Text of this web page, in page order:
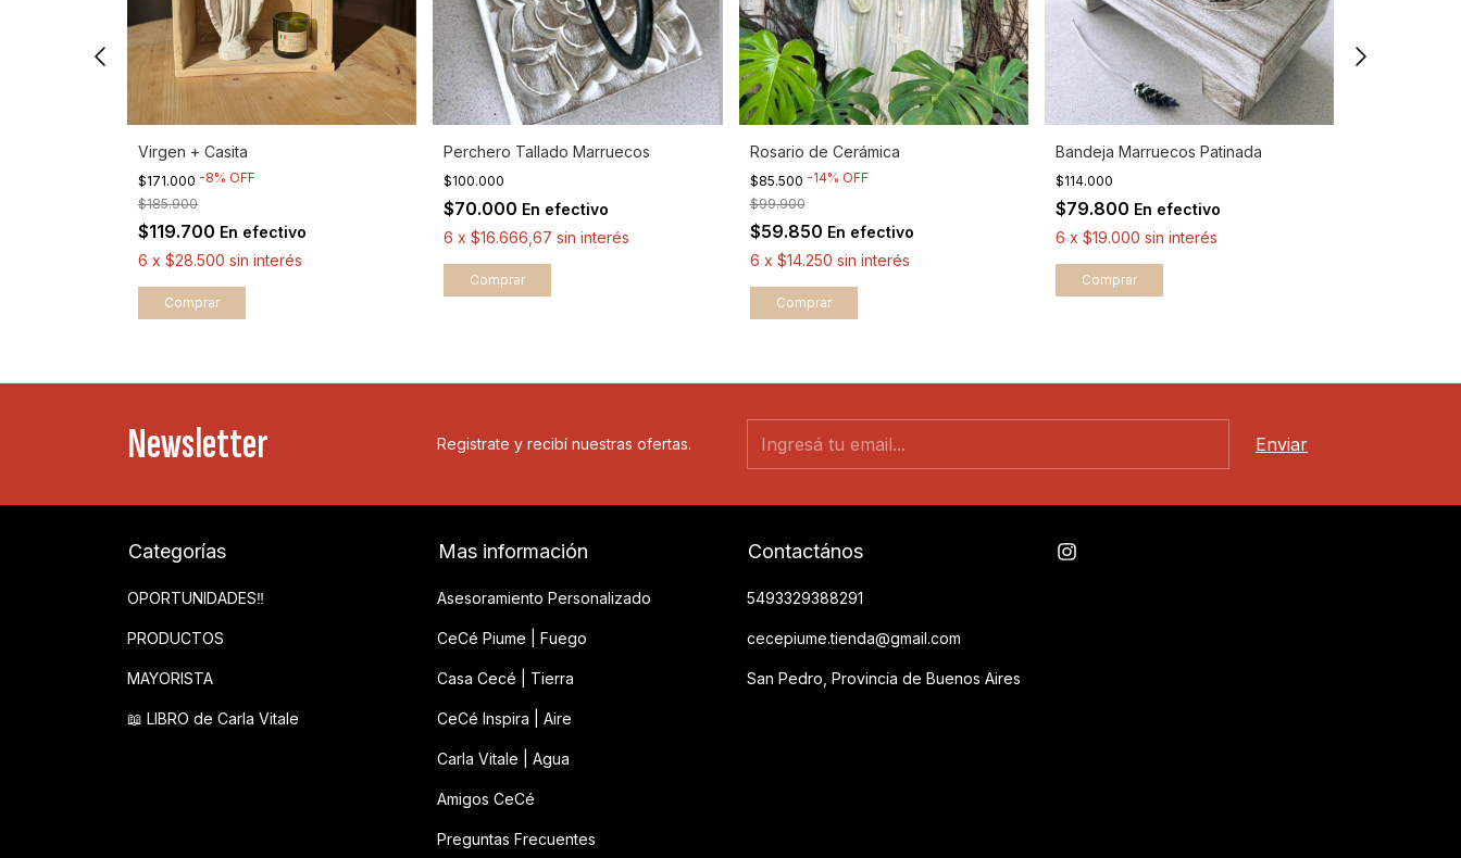
Virgen + Casita
$171.000 -8% OFF
$185.900
$119.700 En efectivo
6 x $28.500 sin interés
Perchero Tallado Marruecos
$100.000
$70.000 En efectivo
6 x$16.666,67 sin interés
Comprar
Rosario de Cerámica
$85.500 -14% OFF
$99.900
$59.850 En efectivo
6 x $14.250 sin interés
Bandeja Marruecos Patinada
$114.000
$79.800 En efectivo
6 x $19.000 sin interés
Newsletter Registrate y recibí nuestras ofertas.
Categorías
OPORTUNIDADES‼️
PRODUCTOS
MAYORISTA
📖 LIBRO de Carla Vitale
Mas información
Asesoramiento Personalizado
CeCé Piume | Fuego
Casa Cecé | Tierra
CeCé Inspira | Aire
Carla Vitale | Agua
Amigos CeCé
Preguntas Frecuentes
Contactános
5493329388291
cecepiume.tienda@gmail.com
San Pedro, Provincia de Buenos Aires